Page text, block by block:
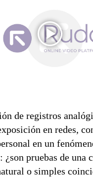
de registros
en redes,
en un
¿son pruebas de una
o simples